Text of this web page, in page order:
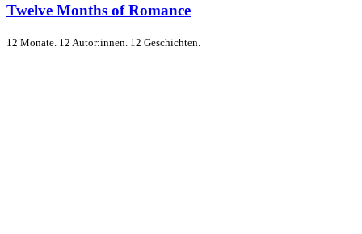
Twelve Months of Romance
12 Monate. 12 Autor:innen. 12 Geschichten.